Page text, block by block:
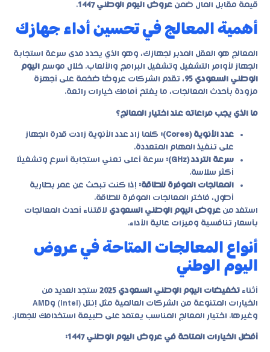
قيمة مقابل المال ضمن عروض اليوم الوطني 1447 .
أهمية المعالج في تحسين أداء جهازك
المعالج هو العقل المدبر لجهازك، وهو الذي يحدد مدى سرعة استجابة
الجهاز لأوامر التشغيل وتشغيل البرامج والألعاب. خلال موسم اليوم
الوطني السعودي 95
، تقدم الشركات عروضًا ضخمة على أجهزة
مزودة بأحدث المعالجات، ما يفتح أمامك خيارات رائعة.
ما الذي يجب مراعاته عند اختيار المعالج؟
عدد الأنوية (Cores):
كلما زاد عدد الأنوية زادت قدرة الجهاز
على تنفيذ المهام المتعددة.
سرعة التردد (GHz):
سرعة أعلى تعني استجابة أسرع وتشغيلًا
أكثر سلاسة.
المعالجات الموفرة للطاقة: إذا كنت تبحث عن عمر بطارية
أطول، فاختر المعالجات الموفرة للطاقة.
استفد من عروض اليوم الوطني السعودي لاقتناء أحدث المعالجات
بأسعار تنافسية وميزات عالية الأداء.
أنواع المعالجات المتاحة في عروض
اليوم الوطني
أثناء تخفيضات اليوم الوطني السعودي 2025
ستجد العديد من
الخيارات المتنوعة من الشركات العالمية مثل إنتل (Intel) وAMD
وغيرها. اختيار المعالج المناسب يعتمد على طبيعة استخدامك للجهاز.
أفضل الخيارات المتاحة في عروض اليوم الوطني 1447: